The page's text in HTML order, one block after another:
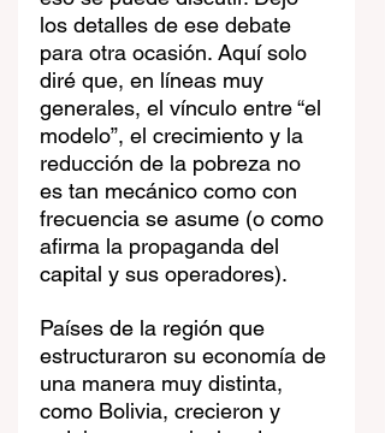
los detalles de ese debate
para otra ocasión. Aquí solo
diré que, en líneas muy
generales, el vínculo entre “el
modelo”, el crecimiento y la
reducción de la pobreza no
es tan mecánico como con
frecuencia se asume (o como
afirma la propaganda del
capital y sus operadores).
Países de la región que
estructuraron su economía de
una manera muy distinta,
como Bolivia, crecieron y